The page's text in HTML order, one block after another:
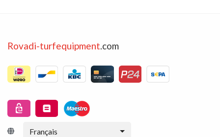
Rovadi-turfequipment.com
Français